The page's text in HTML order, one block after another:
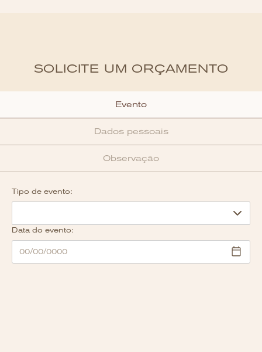
SOLICITE UM ORÇAMENTO
Evento
Dados pessoais
Observação
Tipo de evento:
Data do evento: